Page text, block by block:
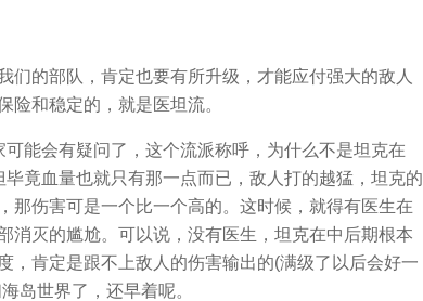
的部队，肯定也要有所升级，才能应付强大的敌人
险和稳定的，就是医坦流。
能会有疑问了，这个流派称呼，为什么不是坦克在
竟血量也就只有那一点而已，敌人打的越猛，坦克的
那伤害可是一个比一个高的。这时候，就得有医生在
消灭的尴尬。可以说，没有医生，坦克在中后期根本
，肯定是跟不上敌人的伤害输出的(满级了以后会好一
岛世界了，还早着呢。